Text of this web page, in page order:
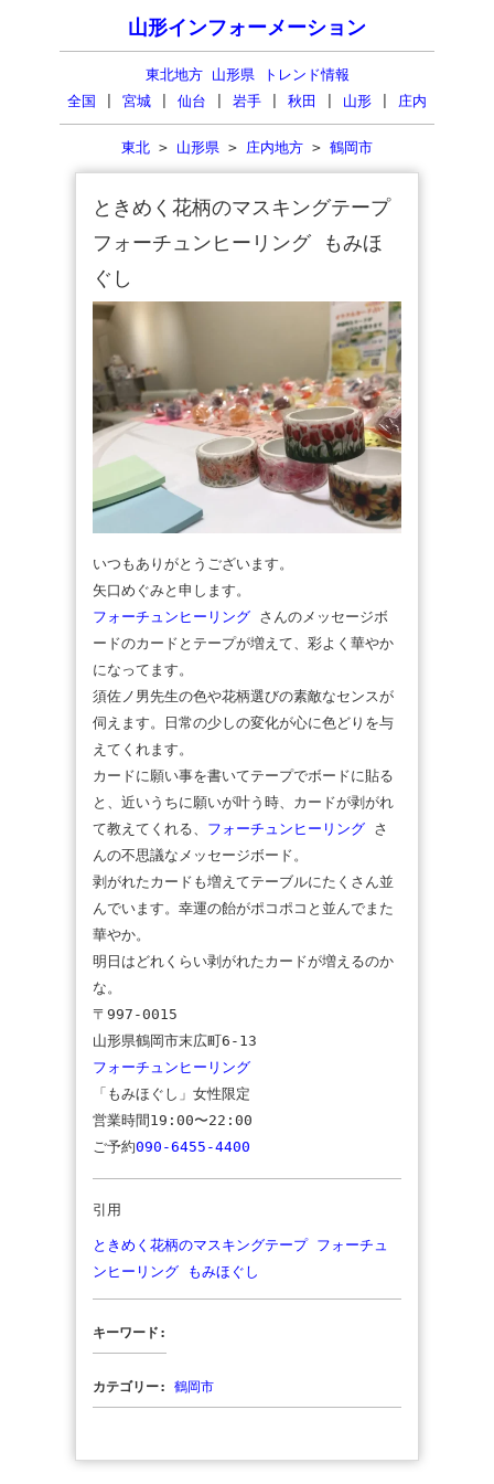
山形インフォーメーション
東北地方 山形県 トレンド情報
全国
宮城 仙台 岩手 秋田 山形 庄内
東北 > 山形県 > 庄内地方 > 鶴岡市
ときめく花柄のマスキングテープ
フォーチュンヒーリング もみほ
ぐし
いつもありがとうございます。
矢口めぐみと申します。
フォーチュンヒーリング さんのメッセージボ
ードのカードとテープが増えて、彩よく華やか
になってます。
須佐ノ男先生の色や花柄選びの素敵なセンスが
伺えます。日常の少しの変化が心に色どりを与
えてくれます。
カードに願い事を書いてテープでボードに貼る
と、近いうちに願いが叶う時、カードが剥がれ
て教えてくれる、 フォーチュンヒーリング さ
んの不思議なメッセージボード。
剥がれたカードも増えてテーブルにたくさん並
んでいます。幸運の飴がポコポコと並んでまた
華やか。
明日はどれくらい剥がれたカードが増えるのか
な。
〒997-0015
山形県鶴岡市末広町6-13
フォーチュンヒーリング
「もみほぐし」女性限定
営業時間19:00〜22:00
ご予約090-6455-4400
引用
ときめく花柄のマスキングテープ フォーチュ
ンヒーリング もみほぐし
キーワード:
カテゴリー: 鶴岡市